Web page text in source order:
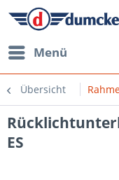
Menü
Übersicht
ES